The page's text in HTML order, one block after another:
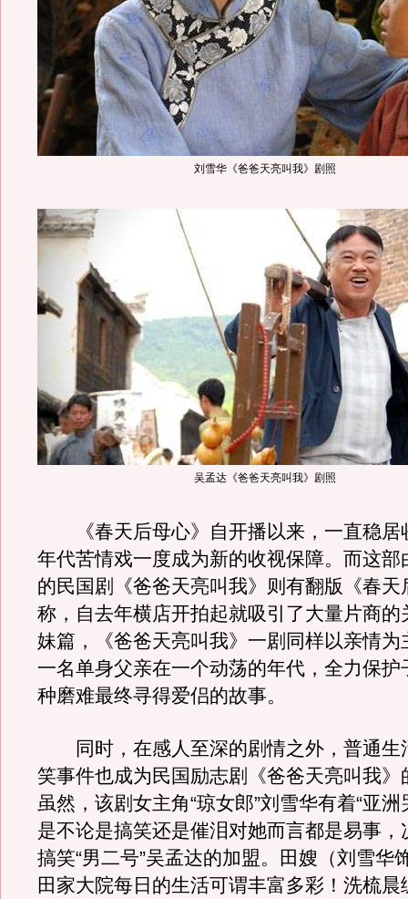
刘雪华《爸爸天亮叫我》剧照
吴孟达《爸爸天亮叫我》剧照
《春天后母心》自开播以来，一直稳居
年代苦情戏一度成为新的收视保障。而这部
的民国剧《爸爸天亮叫我》则有翻版《春天
称，自去年横店开拍起就吸引了大量片商的
妹篇，《爸爸天亮叫我》一剧同样以亲情为
一名单身父亲在一个动荡的年代，全力保护
种磨难最终寻得爱侣的故事。
同时，在感人至深的剧情之外，普通生
笑事件也成为民国励志剧《爸爸天亮叫我》
虽然，该剧女主角“琼女郎”刘雪华有着“亚洲
是不论是搞笑还是催泪对她而言都是易事，
搞笑“男二号”吴孟达的加盟。田嫂（刘雪华
田家大院每日的生活可谓丰富多彩！洗梳晨